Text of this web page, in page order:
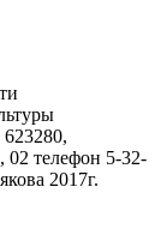
623280,
02 телефон 5-32-
2017г.